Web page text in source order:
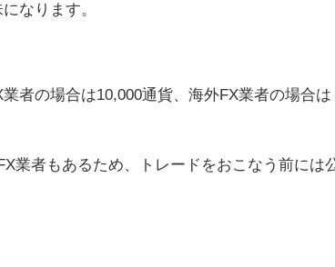
なります。
者の場合は10,000通貨、海外FX業者の場合は
業者もあるため、トレードをおこなう前には